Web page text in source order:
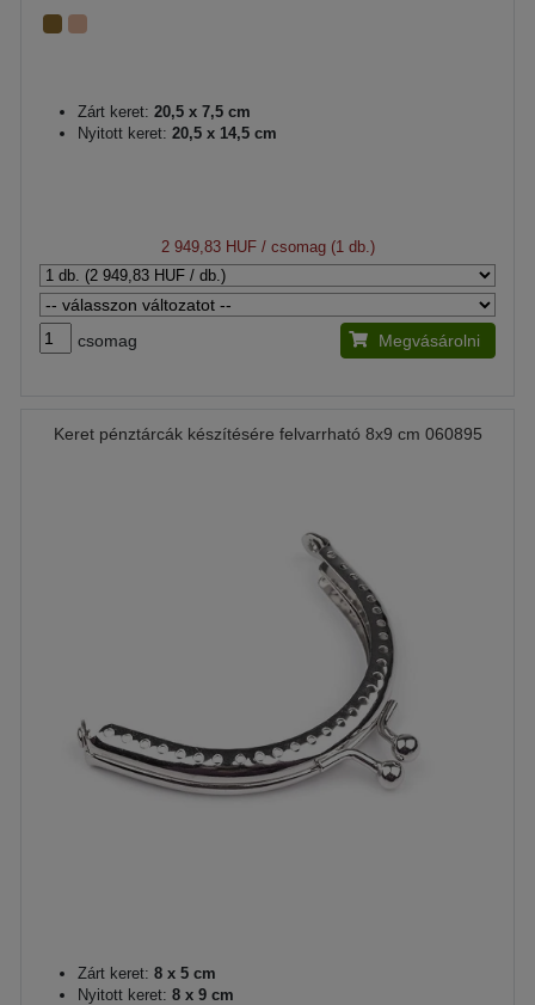
Zárt keret: 20,5 x 7,5 cm
Nyitott keret: 20,5 x 14,5 cm
2 949,83 HUF/ csomag (1 db.)
csomag Megvásárolni
Keret pénztárcák készítésére felvarrható 8x9 cm 060895
Zárt keret: 8 x 5 cm
Nyitott keret: 8 x 9 cm